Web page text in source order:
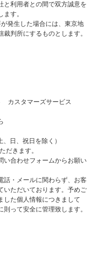
と利用者との間で双方誠意を
す。
発生した場合には、東京地
判所にするものとします。
カスタマーズサービス
日、祝日を除く）
だきます。
い合わせフォームからお願い
・メールに関わらず、お客
いただいております。予めご
した個人情報につきまして
って安全に管理致します。